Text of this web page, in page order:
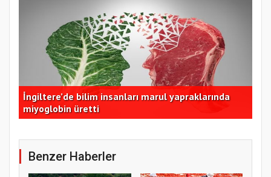
İngiltere’de bilim insanları marul yapraklarında
miyoglobin üretti
Benzer Haberler